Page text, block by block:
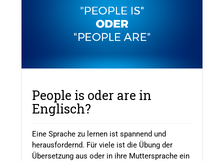
People is oder are in
Englisch?
Eine Sprache zu lernen ist spannend und
herausfordernd. Für viele ist die Übung der
Übersetzung aus oder in ihre Muttersprache ein